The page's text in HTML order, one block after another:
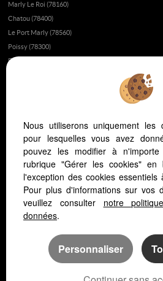
Marly Le Roi (78160)
Chatou (78400)
Le Port Marly (78560)
Poissy (78300)
Fourqueux (78112)
Fait-il bon vivre à Saint-Germain-en-Laye?
L’immobilier au Vésinet
L’immobilier à Saint-Germain-en-Laye
L’immobilier dans les yvelines
Vivre dans les yvelines ou à Paris ?
L'hopital Saint Germain en Laye
L'immobilier au Pecq
Nous utiliserons uniquement les
pour lesquelles vous avez
pouvez les modifier à
rubrique "Gérer les cookies"
l'exception des cookies essentiels
Pour plus d'informations sur vos
veuillez consulter notre
données.
Personnaliser